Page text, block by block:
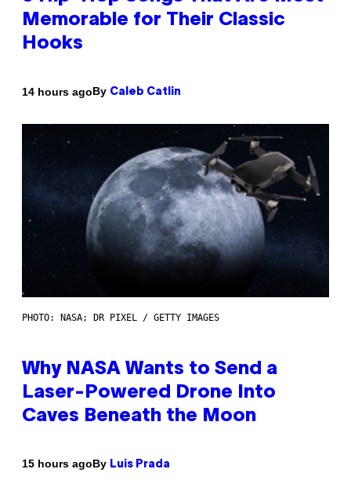
Memorable for Their Classic
Hooks
14 hours agoBy Caleb Catlin
PHOTO: NASA; DR PIXEL / GETTY IMAGES
Why NASA Wants to Send a
Laser-Powered Drone Into
Caves Beneath the Moon
15 hours agoBy Luis Prada